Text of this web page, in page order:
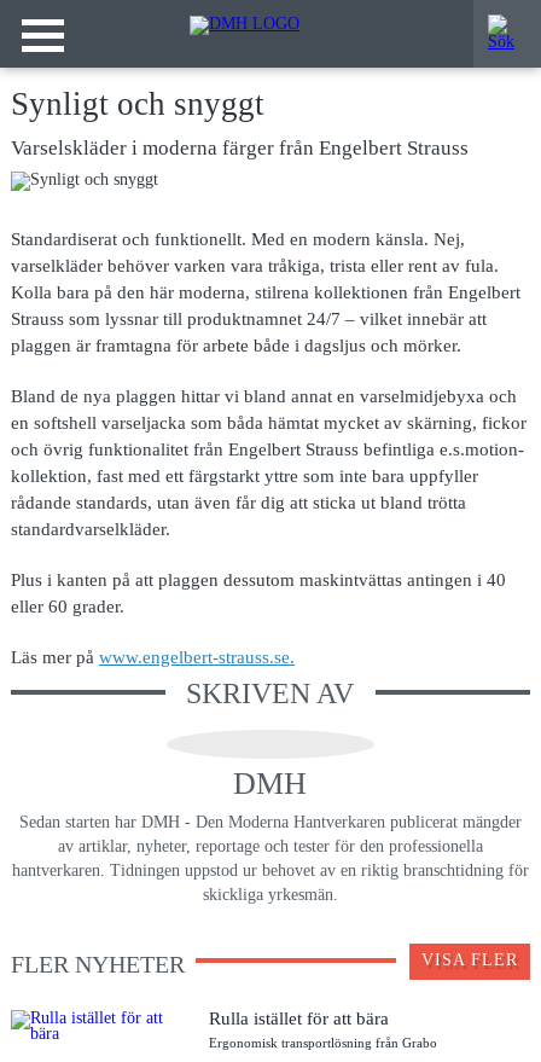
Synligt och snyggt
Varselskläder i moderna färger från Engelbert Strauss
Standardiserat och funktionellt. Med en modern känsla. Nej,
varselkläder behöver varken vara tråkiga, trista eller rent av fula.
Kolla bara på den här moderna, stilrena kollektionen från Engelbert
Strauss som lyssnar till produktnamnet 24/7 – vilket innebär att
plaggen är framtagna för arbete både i dagsljus och mörker.
Bland de nya plaggen hittar vi bland annat en varselmidjebyxa och
en softshell varseljacka som båda hämtat mycket av skärning, fickor
och övrig funktionalitet från Engelbert Strauss befintliga e.s.motion-
kollektion, fast med ett färgstarkt yttre som inte bara uppfyller
rådande standards, utan även får dig att sticka ut bland trötta
standardvarselkläder.
Plus i kanten på att plaggen dessutom maskintvättas antingen i 40
eller 60 grader.
Läs mer på www.engelbert-strauss.se.
SKRIVEN AV
DMH
Sedan starten har DMH - Den Moderna Hantverkaren publicerat mängder
av artiklar, nyheter, reportage och tester för den professionella
hantverkaren. Tidningen uppstod ur behovet av en riktig branschtidning för
skickliga yrkesmän.
FLER NYHETER VISA FLER
Rulla istället för att bära
Ergonomisk transportlösning från Grabo